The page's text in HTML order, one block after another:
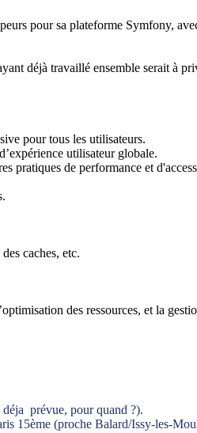
pour sa plateforme Symfony,
déjà travaillé ensemble serait à
pour tous les utilisateurs.
utilisateur globale.
pratiques de performance et
caches, etc.
des ressources, et la
prévue, pour quand ?).
15ème (proche Balard/Issy-les-